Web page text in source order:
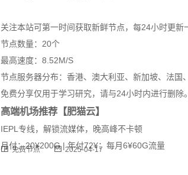
关注本站可第一时间获取新鲜节点，每24小时更新
节点数量：20个
最高速度：8.52M/S
节点服务器分布：香港、澳大利亚、新加坡、法国
免费分享仅用于学习研究，请与24小时内进行删除。
高端机场推荐【肥猫云】
IEPL专线，解锁流媒体，晚高峰不卡顿
月付：20¥200G | 年付72¥：每月6¥60G流量
免费节点 2025-04-17